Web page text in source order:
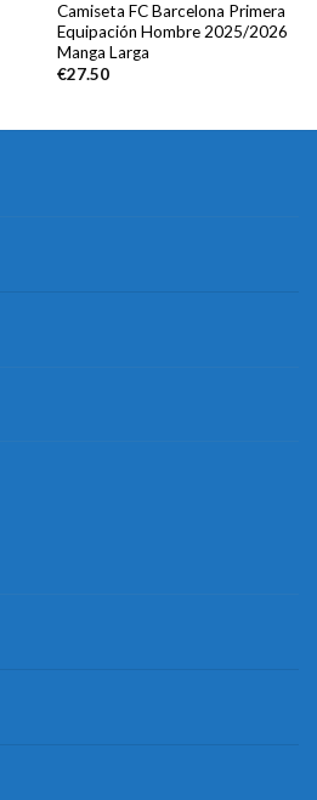
Camiseta FC Barcelona Primera
Equipación Hombre 2025/2026
Manga Larga
€27.50